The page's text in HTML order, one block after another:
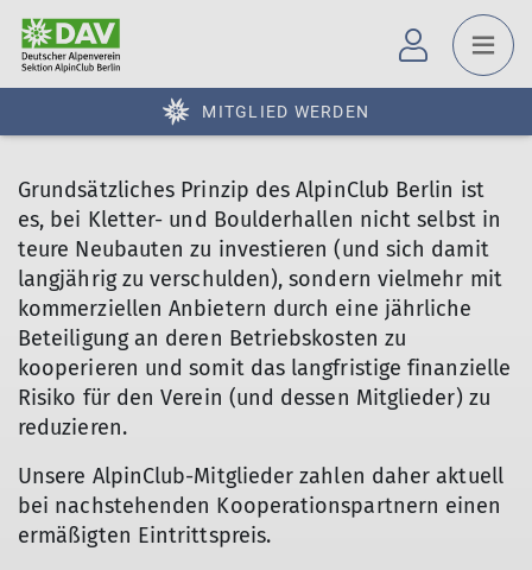
MITGLIED WERDEN
Grundsätzliches Prinzip des AlpinClub Berlin ist
es, bei Kletter- und Boulderhallen nicht selbst in
teure Neubauten zu investieren (und sich damit
langjährig zu verschulden), sondern vielmehr mit
kommerziellen Anbietern durch eine jährliche
Beteiligung an deren Betriebskosten zu
kooperieren und somit das langfristige finanzielle
Risiko für den Verein (und dessen Mitglieder) zu
reduzieren.
Unsere AlpinClub-Mitglieder zahlen daher aktuell
bei nachstehenden Kooperationspartnern einen
ermäßigten Eintrittspreis.